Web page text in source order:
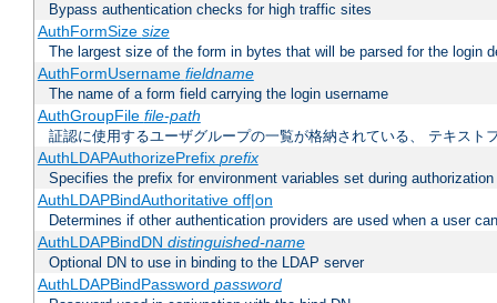
Bypass authentication checks for high traffic sites
AuthFormSize size
The largest size of the form in bytes that will be parsed for the login
AuthFormUsername fieldname
The name of a form field carrying the login username
AuthGroupFile file-path
証認に使用するユーザグループの一覧が格納されている、 テキスト
AuthLDAPAuthorizePrefix prefix
Specifies the prefix for environment variables set during authorization
AuthLDAPBindAuthoritative off|on
Determines if other authentication providers are used when a user
AuthLDAPBindDN distinguished-name
Optional DN to use in binding to the LDAP server
AuthLDAPBindPassword password